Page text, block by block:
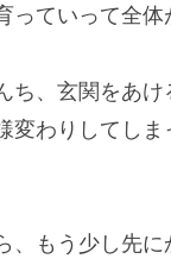
っていって全体
ち、玄関をあけ
変わりしてし
、もう少し先